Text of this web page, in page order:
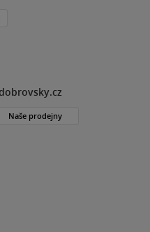
Naše prodejny